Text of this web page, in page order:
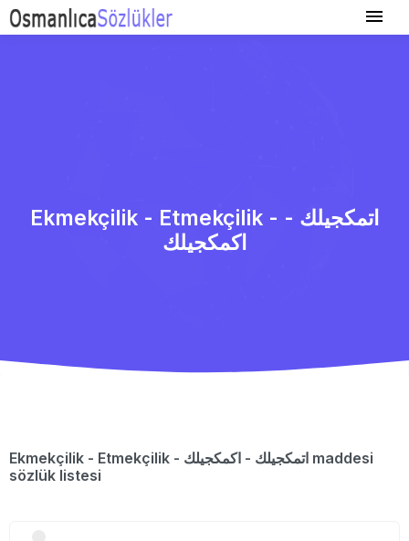
Ekmekçilik - Etmekçilik - اتمكجیلك‌ -
اكمكجیلك
Ekmekçilik - Etmekçilik - اتمكجیلك‌ - اكمكجیلك maddesi
sözlük listesi